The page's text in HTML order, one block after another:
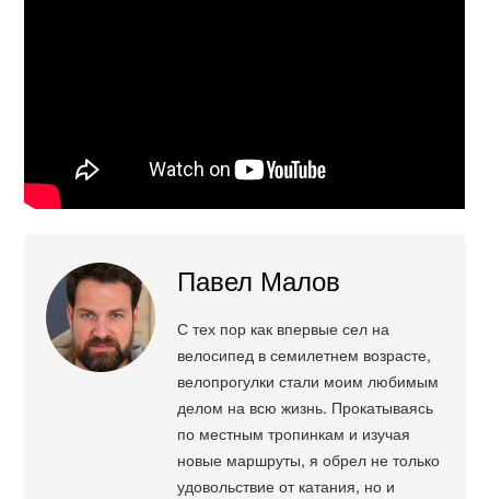
Павел Малов
С тех пор как впервые сел на
велосипед в семилетнем возрасте,
велопрогулки стали моим любимым
делом на всю жизнь. Прокатываясь
по местным тропинкам и изучая
новые маршруты, я обрел не только
удовольствие от катания, но и